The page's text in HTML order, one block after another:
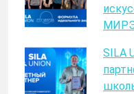
SILA